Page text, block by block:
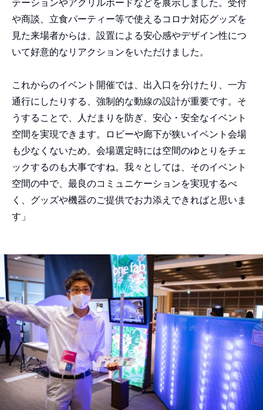
テーションやアクリルボードなどを展示しました。受付
や商談、立食パーティー等で使えるコロナ対応グッズを
見た来場者からは、設置による安心感やデザイン性につ
いて好意的なリアクションをいただけました。
これからのイベント開催では、出入口を分けたり、一方
通行にしたりする、強制的な動線の設計が重要です。そ
うすることで、人だまりを防ぎ、安心・安全なイベント
空間を実現できます。ロビーや廊下が狭いイベント会場
も少なくないため、会場選定時には空間のゆとりをチェ
ックするのも大事ですね。我々としては、そのイベント
空間の中で、最良のコミュニケーションを実現するべ
く、グッズや機器のご提供でお力添えできればと思いま
す」